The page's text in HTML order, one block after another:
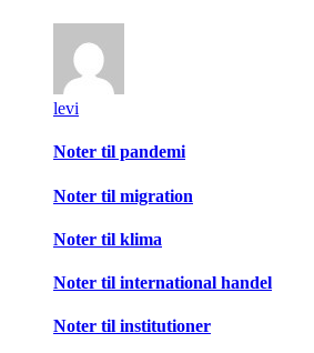
levi
Noter til pandemi
Noter til migration
Noter til klima
Noter til international handel
Noter til institutioner